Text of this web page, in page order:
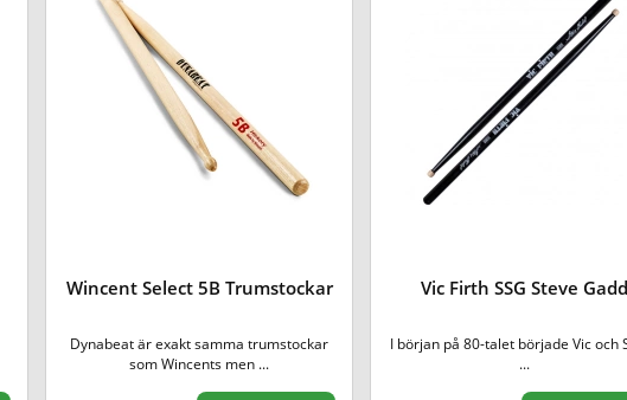
Wincent Select 5B Trumstockar
Dynabeat är exakt samma trumstockar
som Wincents men ...
Vic Firth SSG Steve Gadd
I början på 80-talet började Vic och
...